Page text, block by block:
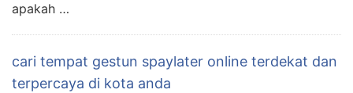
apakah …
cari tempat gestun spaylater online terdekat dan
terpercaya di kota anda